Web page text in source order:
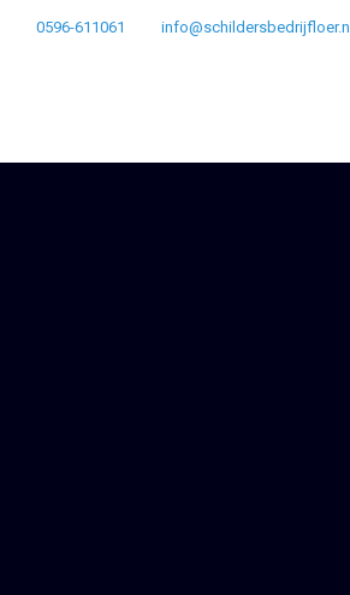
0596-611061 info@schildersbedrijfloer.nl